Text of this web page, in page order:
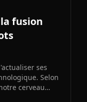
fusion
ses
Selon
cerveau